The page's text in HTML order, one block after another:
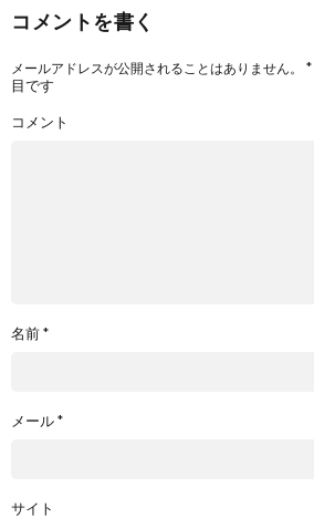
コメントを書く
メールアドレスが公開されることはありません。 *
目です
コメント
名前*
メール*
サイト